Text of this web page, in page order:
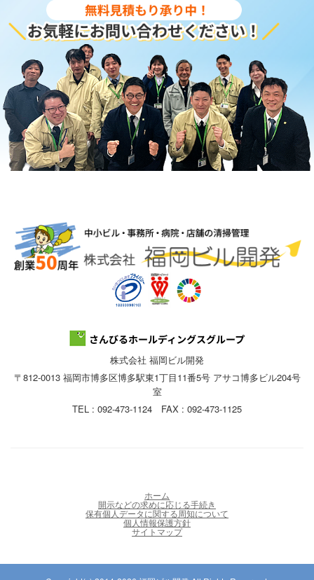
株式会社 福岡ビル開発
〒812-0013 福岡市博多区博多駅東1丁目11番5号 アサコ博多ビル204号
室
TEL : 092-473-1124 FAX : 092-473-1125
ホーム
開示などの求めに応じる手続き
保有個人データに関する周知について
個人情報保護方針
サイトマップ